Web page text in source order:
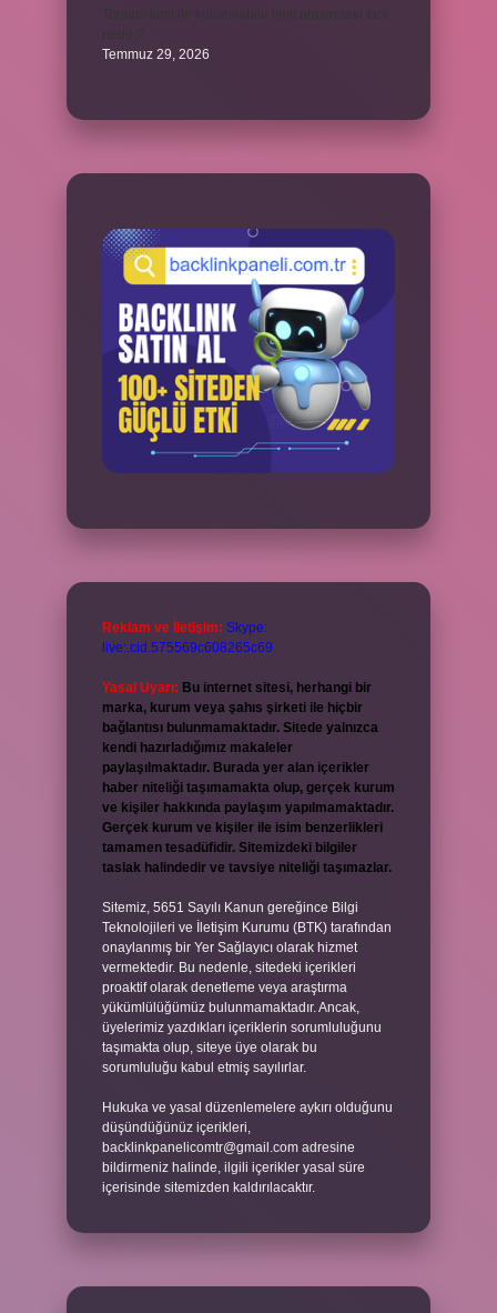
Temmuz 29, 2026
Reklam ve İletişim: Skype:
live:.cid.575569c608265c69
Yasal Uyarı: Bu internet sitesi, herhangi bir
marka, kurum veya şahıs şirketi ile hiçbir
bağlantısı bulunmamaktadır. Sitede yalnızca
kendi hazırladığımız makaleler
paylaşılmaktadır. Burada yer alan içerikler
haber niteliği taşımamakta olup, gerçek kurum
ve kişiler hakkında paylaşım yapılmamaktadır.
Gerçek kurum ve kişiler ile isim benzerlikleri
tamamen tesadüfidir. Sitemizdeki bilgiler
taslak halindedir ve tavsiye niteliği taşımazlar.
Sitemiz, 5651 Sayılı Kanun gereğince Bilgi
Teknolojileri ve İletişim Kurumu (BTK) tarafından
onaylanmış bir Yer Sağlayıcı olarak hizmet
vermektedir. Bu nedenle, sitedeki içerikleri
proaktif olarak denetleme veya araştırma
yükümlülüğümüz bulunmamaktadır. Ancak,
üyelerimiz yazdıkları içeriklerin sorumluluğunu
taşımakta olup, siteye üye olarak bu
sorumluluğu kabul etmiş sayılırlar.
Hukuka ve yasal düzenlemelere aykırı olduğunu
düşündüğünüz içerikleri,
backlinkpanelicomtr@gmail.com adresine
bildirmeniz halinde, ilgili içerikler yasal süre
içerisinde sitemizden kaldırılacaktır.